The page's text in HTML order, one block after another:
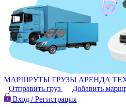
МАРШРУТЫ ГРУЗЫ АРЕНДА
Отправить груз
Добавить
Вход / Регистрация